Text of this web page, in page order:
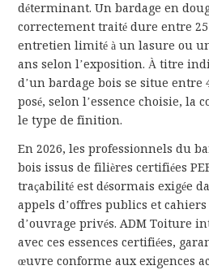
déterminant. Un bardage en
correctement traité dure entre
entretien limité à un lasure ou
ans selon l’exposition. À titre
d’un bardage bois se situe entre
posé, selon l’essence choisie, la
le type de finition.
En 2026, les professionnels du
bois issus de filières certifiées
traçabilité est désormais exigée
appels d’offres publics et
d’ouvrage privés. ADM Toiture
avec ces essences certifiées,
œuvre conforme aux exigences